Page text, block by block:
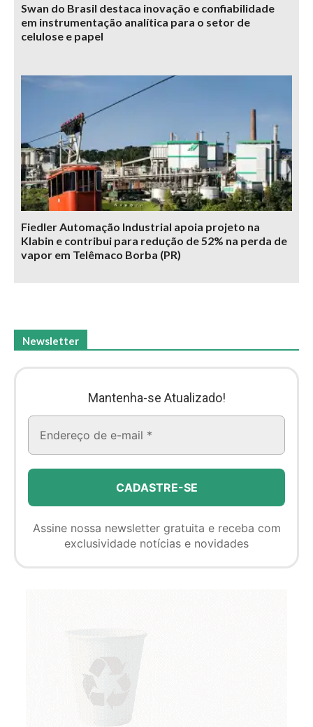
Swan do Brasil destaca inovação e confiabilidade
em instrumentação analítica para o setor de
celulose e papel
Fiedler Automação Industrial apoia projeto na
Klabin e contribui para redução de 52% na perda de
vapor em Telêmaco Borba (PR)
Newsletter
Mantenha-se Atualizado!
Assine nossa newsletter gratuita e receba com
exclusividade notícias e novidades